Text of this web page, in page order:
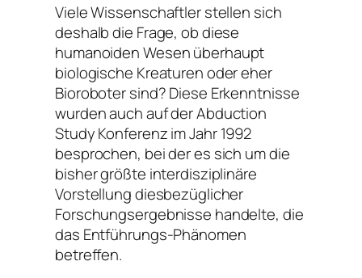
Viele Wissenschaftler stellen sich
deshalb die Frage, ob diese
humanoiden Wesen überhaupt
biologische Kreaturen oder eher
Bioroboter sind? Diese Erkenntnisse
wurden auch auf der Abduction
Study Konferenz im Jahr 1992
besprochen, bei der es sich um die
bisher größte interdisziplinäre
Vorstellung diesbezüglicher
Forschungsergebnisse handelte, die
das Entführungs-Phänomen
betreffen.